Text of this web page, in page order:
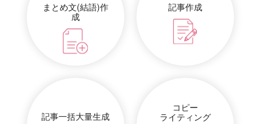
まとめ文(結語)作
成
記事作成
記事一括大量生成
コピー
ライティング